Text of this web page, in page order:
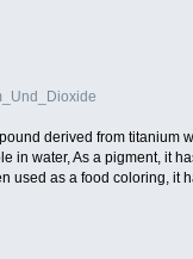
derived from titanium
in water, As a pigment, it
as a food coloring,